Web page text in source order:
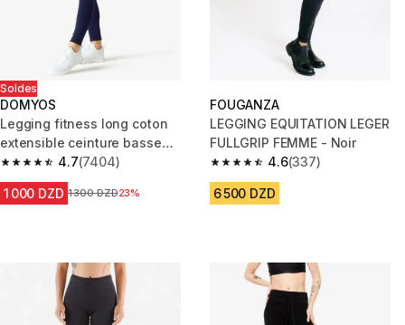
Soldes
DOMYOS
Legging fitness long coton
extensible ceinture basse
femme - Salto bleu marine
4.7
4.7 out of 5 stars from 7404 reviews
(7404)
1 000 DZD Prix avant la réduction
1 300 DZD23%
FOUGANZA
LEGGING EQUITATION LEGER
FULLGRIP FEMME - Noir
4.6
4.6 out of 5 stars from 337
(337)
6 500 DZD